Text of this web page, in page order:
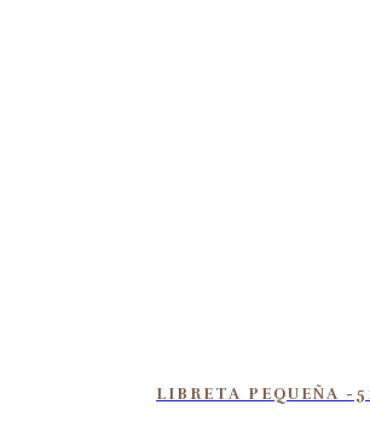
LIBRETA PEQUEÑA -